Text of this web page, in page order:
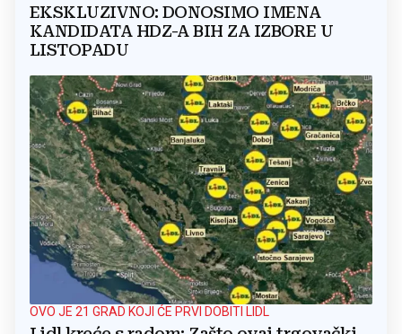
EKSKLUZIVNO: DONOSIMO IMENA
KANDIDATA HDZ-A BIH ZA IZBORE U
LISTOPADU
OVO JE 21 GRAD KOJI ĆE PRVI DOBITI LIDL